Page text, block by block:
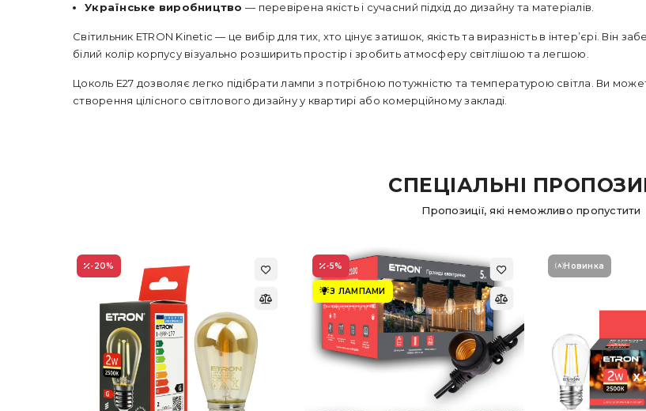
Українське виробництво — перевірена якість і сучасний підхід до дизайну та матеріалів.
Світильник ETRON Kinetic — це вибір для тих, хто цінує затишок, якість та виразність в інтер’єрі. Він
білий колір корпусу візуально розширить простір і зробить атмосферу світлішою та легшою.
Цоколь E27 дозволяє легко підібрати лампи з потрібною потужністю та температурою світла. Ви
створення цілісного світлового дизайну у квартирі або комерційному закладі.
СПЕЦІАЛЬНІ
Пропозиції, які неможливо пропустити
-20% -5%
З ЛАМПАМИ
Новинка